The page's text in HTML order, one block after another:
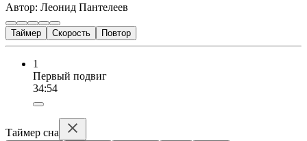
Автор: Леонид Пантелеев
Таймер Скорость Повтор
1
Первый подвиг
34:54
Таймер сна